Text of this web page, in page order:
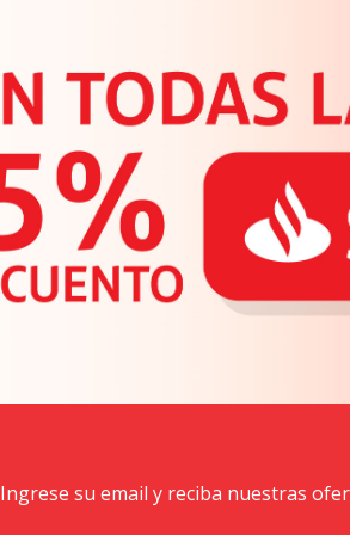
Ingrese su email y reciba nuestras